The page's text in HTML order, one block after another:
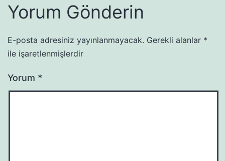
Yorum Gönderin
E-posta adresiniz yayınlanmayacak. Gerekli alanlar *
ile işaretlenmişlerdir
Yorum *